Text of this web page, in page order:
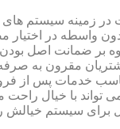
زمینه سیستم های
واسطه در اختیار
بر ضمانت اصل بودن
مقرون به صرفه
خدمات پس از
با خیال راحت
برای سیستم خیالش